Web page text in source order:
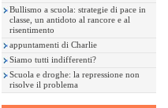
Bullismo a scuola: strategie di pace in
classe, un antidoto al rancore e al
risentimento
appuntamenti di Charlie
Siamo tutti indifferenti?
Scuola e droghe: la repressione non
risolve il problema